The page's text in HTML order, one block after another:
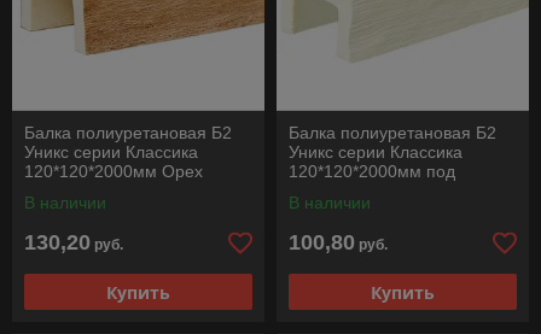
Балка полиуретановая Б2
Уникс серии Классика
120*120*2000мм Орех
В наличии
130,20 руб.
Купить
Балка полиуретановая Б2
Уникс серии Классика
120*120*2000мм под
В наличии
100,80 руб.
Купить